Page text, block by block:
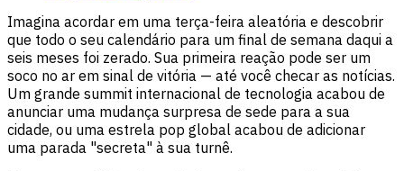
Imagina acordar em uma terça-feira aleatória e descobrir
que todo o seu calendário para um final de semana daqui a
seis meses foi zerado. Sua primeira reação pode ser um
soco no ar em sinal de vitória — até você checar as notícias.
Um grande summit internacional de tecnologia acabou de
anunciar uma mudança surpresa de sede para a sua
cidade, ou uma estrela pop global acabou de adicionar
uma parada "secreta" à sua turnê.